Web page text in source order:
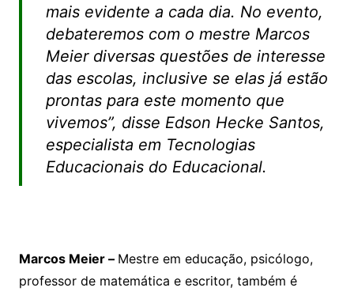
mais evidente a cada dia. No evento,
debateremos com o mestre Marcos
Meier diversas questões de interesse
das escolas, inclusive se elas já estão
prontas para este momento que
vivemos”, disse Edson Hecke Santos,
especialista em Tecnologias
Educacionais do Educacional.
Marcos Meier – Mestre em educação, psicólogo,
professor de matemática e escritor, também é